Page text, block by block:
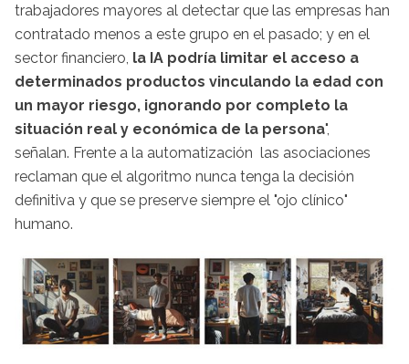
trabajadores mayores al detectar que las empresas han
contratado menos a este grupo en el pasado; y en el
sector financiero, la IA podría limitar el acceso a
determinados productos vinculando la edad con
un mayor riesgo, ignorando por completo la
situación real y económica de la persona",
señalan. Frente a la automatización las asociaciones
reclaman que el algoritmo nunca tenga la decisión
definitiva y que se preserve siempre el "ojo clínico"
humano.